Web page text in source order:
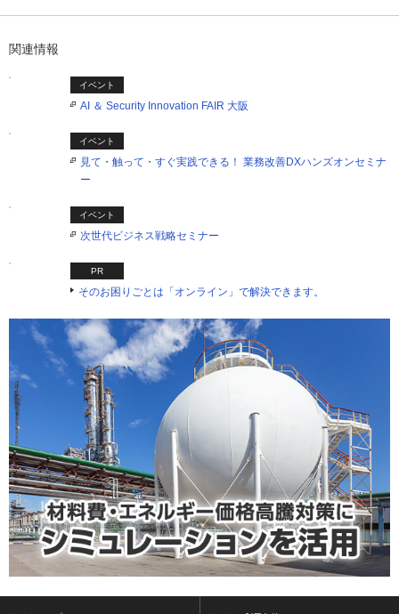
関連情報
イベント
AI ＆ Security Innovation FAIR 大阪
イベント
見て・触って・すぐ実践できる！ 業務改善DXハンズオンセミナ
ー
イベント
次世代ビジネス戦略セミナー
PR
そのお困りごとは「オンライン」で解決できます。